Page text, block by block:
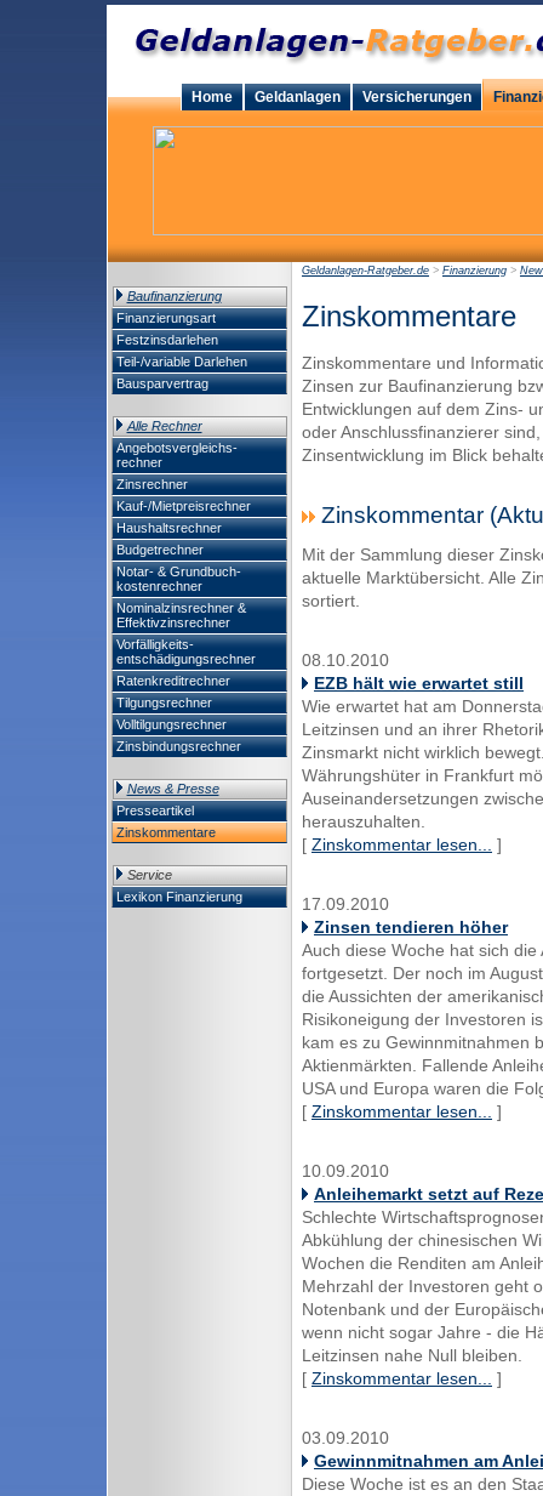
Home Geldanlagen Versicherungen
Baufinanzierung
Finanzierungsart
Festzinsdarlehen
Teil-/variable Darlehen
Bausparvertrag
Alle Rechner
Angebotsvergleichs-
rechner
Zinsrechner
Kauf-/Mietpreisrechner
Haushaltsrechner
Budgetrechner
Notar- & Grundbuch-
kostenrechner
Nominalzinsrechner &
Effektivzinsrechner
Vorfälligkeits-
entschädigungsrechner
Ratenkreditrechner
Tilgungsrechner
Volltilgungsrechner
Zinsbindungsrechner
News & Presse
Presseartikel
Zinskommentare
Service
Lexikon Finanzierung
Geldanlagen-Ratgeber.de > Finanzierung >
Zinskommentare
Zinskommentare und
Zinsen zur Baufinanzierung
Entwicklungen auf dem Zins-
oder Anschlussfinanzierer
Zinsentwicklung im Blick
Zinskommentar
Mit der Sammlung dieser
aktuelle Marktübersicht. Alle
sortiert.
08.10.2010
EZB hält wie erwartet still
Wie erwartet hat am
Leitzinsen und an ihrer
Zinsmarkt nicht wirklich
Währungshüter in Frankfurt
Auseinandersetzungen
herauszuhalten.
[ Zinskommentar lesen... ]
17.09.2010
Zinsen tendieren höher
Auch diese Woche hat sich
fortgesetzt. Der noch im
die Aussichten der
Risikoneigung der Investoren
kam es zu Gewinnmitnahmen
Aktienmärkten. Fallende
USA und Europa waren die
[ Zinskommentar lesen... ]
10.09.2010
Anleihemarkt setzt auf
Schlechte
Abkühlung der chinesischen
Wochen die Renditen am
Mehrzahl der Investoren geht
Notenbank und der
wenn nicht sogar Jahre - die
Leitzinsen nahe Null bleiben.
[ Zinskommentar lesen... ]
03.09.2010
Gewinnmitnahmen am
Diese Woche ist es an den